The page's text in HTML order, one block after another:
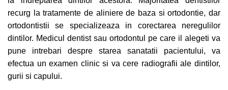
recurg la tratamente de aliniere de baza si ortodontie, dar
ortodontistii se specializeaza in corectarea neregulilor
dintilor. Medicul dentist sau ortodontul pe care il alegeti va
pune intrebari despre starea sanatatii pacientului, va
efectua un examen clinic si va cere radiografii ale dintilor,
gurii si capului.